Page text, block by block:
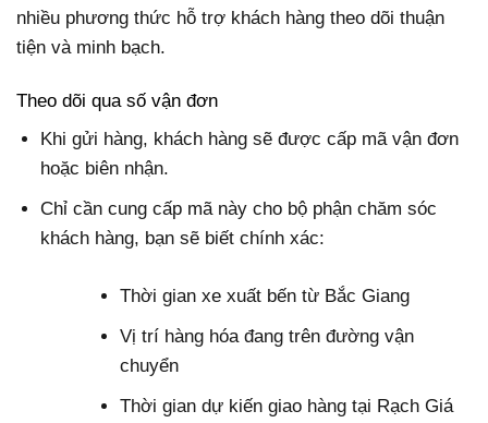
nhiều phương thức hỗ trợ khách hàng theo dõi thuận
tiện và minh bạch.
Theo dõi qua số vận đơn
Khi gửi hàng, khách hàng sẽ được cấp mã vận đơn
hoặc biên nhận.
Chỉ cần cung cấp mã này cho bộ phận chăm sóc
khách hàng, bạn sẽ biết chính xác:
Thời gian xe xuất bến từ Bắc Giang
Vị trí hàng hóa đang trên đường vận
chuyển
Thời gian dự kiến giao hàng tại Rạch Giá